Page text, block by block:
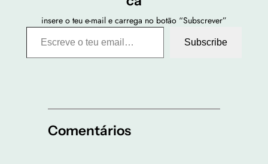
insere o teu e-mail e carrega no botão “Subscrever”
Escreve o teu email…
Subscribe
Comentários